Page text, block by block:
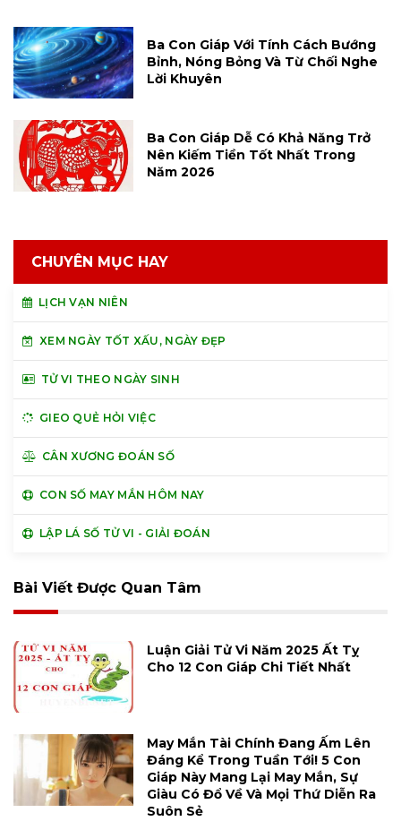
Ba Con Giáp Với Tính Cách Bướng
Bỉnh, Nóng Bỏng Và Từ Chối Nghe
Lời Khuyên
Ba Con Giáp Dễ Có Khả Năng Trở
Nên Kiếm Tiền Tốt Nhất Trong
Năm 2026
CHUYÊN MỤC HAY
LỊCH VẠN NIÊN
XEM NGÀY TỐT XẤU, NGÀY ĐẸP
TỬ VI THEO NGÀY SINH
GIEO QUẺ HỎI VIỆC
CÂN XƯƠNG ĐOÁN SỐ
CON SỐ MAY MẮN HÔM NAY
LẬP LÁ SỐ TỬ VI - GIẢI ĐOÁN
Bài Viết Được Quan Tâm
Luận Giải Tử Vi Năm 2025 Ất Tỵ
Cho 12 Con Giáp Chi Tiết Nhất
May Mắn Tài Chính Đang Ấm Lên
Đáng Kể Trong Tuần Tới! 5 Con
Giáp Này Mang Lại May Mắn, Sự
Giàu Có Đổ Về Và Mọi Thứ Diễn Ra
Suôn Sẻ